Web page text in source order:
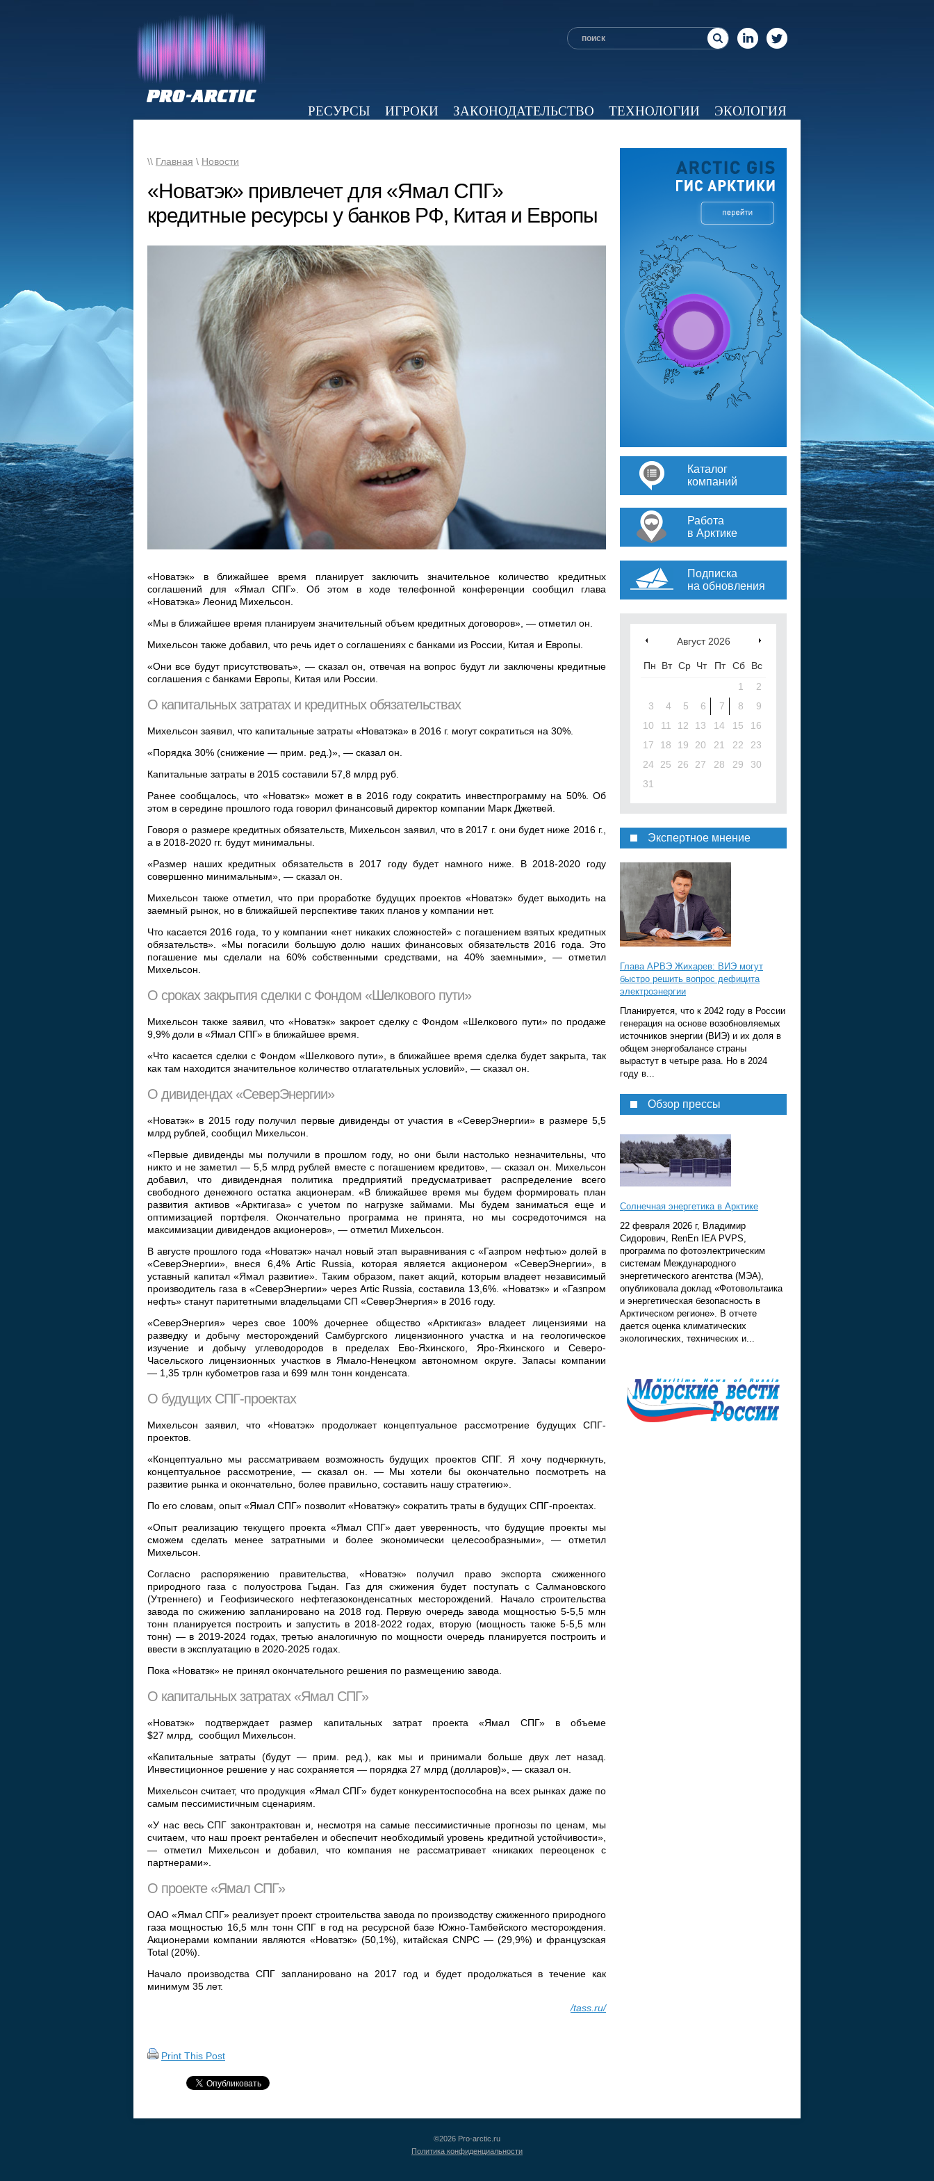
РЕСУРСЫ ИГРОКИ ЗАКОНОДАТЕЛЬСТВО ТЕХНОЛОГИИ
ЭКОЛОГИЯ
\\ Главная \ Новости
«Новатэк» привлечет для «Ямал СПГ»
кредитные ресурсы у банков РФ, Китая и Европы
«Новатэк» в ближайшее время планирует заключить значительное количество кредитных
соглашений для «Ямал СПГ». Об этом в ходе телефонной конференции сообщил глава
«Новатэка» Леонид Михельсон.
«Мы в ближайшее время планируем значительный объем кредитных договоров», — отметил он.
Михельсон также добавил, что речь идет о соглашениях с банками из России, Китая и Европы.
«Они все будут присутствовать», — сказал он, отвечая на вопрос будут ли заключены кредитные
соглашения с банками Европы, Китая или России.
О капитальных затратах и кредитных обязательствах
Михельсон заявил, что капитальные затраты «Новатэка» в 2016 г. могут сократиться на 30%.
«Порядка 30% (снижение — прим. ред.)», — сказал он.
Капитальные затраты в 2015 составили 57,8 млрд руб.
Ранее сообщалось, что «Новатэк» может в в 2016 году сократить инвестпрограмму на 50%. Об
этом в середине прошлого года говорил финансовый директор компании Марк Джетвей.
Говоря о размере кредитных обязательств, Михельсон заявил, что в 2017 г. они будет ниже 2016 г.,
а в 2018-2020 гг. будут минимальны.
«Размер наших кредитных обязательств в 2017 году будет намного ниже. В 2018-2020 году
совершенно минимальным», — сказал он.
Михельсон также отметил, что при проработке будущих проектов «Новатэк» будет выходить на
заемный рынок, но в ближайшей перспективе таких планов у компании нет.
Что касается 2016 года, то у компании «нет никаких сложностей» с погашением взятых кредитных
обязательств». «Мы погасили большую долю наших финансовых обязательств 2016 года. Это
погашение мы сделали на 60% собственными средствами, на 40% заемными», — отметил
Михельсон.
О сроках закрытия сделки с Фондом «Шелкового пути»
Михельсон также заявил, что «Новатэк» закроет сделку с Фондом «Шелкового пути» по продаже
9,9% доли в «Ямал СПГ» в ближайшее время.
«Что касается сделки с Фондом «Шелкового пути», в ближайшее время сделка будет закрыта, так
как там находится значительное количество отлагательных условий», — сказал он.
О дивидендах «СеверЭнергии»
«Новатэк» в 2015 году получил первые дивиденды от участия в «СеверЭнергии» в размере 5,5
млрд рублей, сообщил Михельсон.
«Первые дивиденды мы получили в прошлом году, но они были настолько незначительны, что
никто и не заметил — 5,5 млрд рублей вместе с погашением кредитов», — сказал он. Михельсон
добавил, что дивидендная политика предприятий предусматривает распределение всего
свободного денежного остатка акционерам. «В ближайшее время мы будем формировать план
развития активов «Арктигаза» с учетом по нагрузке займами. Мы будем заниматься еще и
оптимизацией портфеля. Окончательно программа не принята, но мы сосредоточимся на
максимизации дивидендов акционеров», — отметил Михельсон.
В августе прошлого года «Новатэк» начал новый этап выравнивания с «Газпром нефтью» долей в
«СеверЭнергии», внеся 6,4% Artic Russia, которая является акционером «СеверЭнергии», в
уставный капитал «Ямал развитие». Таким образом, пакет акций, которым владеет независимый
производитель газа в «СеверЭнергии» через Artic Russia, составила 13,6%. «Новатэк» и «Газпром
нефть» станут паритетными владельцами СП «СеверЭнергия» в 2016 году.
«СеверЭнергия» через свое 100% дочернее общество «Арктикгаз» владеет лицензиями на
разведку и добычу месторождений Самбургского лицензионного участка и на геологическое
изучение и добычу углеводородов в пределах Ево-Яхинского, Яро-Яхинского и Северо-
Часельского лицензионных участков в Ямало-Ненецком автономном округе. Запасы компании
— 1,35 трлн кубометров газа и 699 млн тонн конденсата.
О будущих СПГ-проектах
Михельсон заявил, что «Новатэк» продолжает концептуальное рассмотрение будущих СПГ-
проектов.
«Концептуально мы рассматриваем возможность будущих проектов СПГ. Я хочу подчеркнуть,
концептуальное рассмотрение, — сказал он. — Мы хотели бы окончательно посмотреть на
развитие рынка и окончательно, более правильно, составить нашу стратегию».
По его словам, опыт «Ямал СПГ» позволит «Новатэку» сократить траты в будущих СПГ-проектах.
«Опыт реализацию текущего проекта «Ямал СПГ» дает уверенность, что будущие проекты мы
сможем сделать менее затратными и более экономически целесообразными», — отметил
Михельсон.
Согласно распоряжению правительства, «Новатэк» получил право экспорта сжиженного
природного газа с полуострова Гыдан. Газ для сжижения будет поступать с Салмановского
(Утреннего) и Геофизического нефтегазоконденсатных месторождений. Начало строительства
завода по сжижению запланировано на 2018 год. Первую очередь завода мощностью 5-5,5 млн
тонн планируется построить и запустить в 2018-2022 годах, вторую (мощность также 5-5,5 млн
тонн) — в 2019-2024 годах, третью аналогичную по мощности очередь планируется построить и
ввести в эксплуатацию в 2020-2025 годах.
Пока «Новатэк» не принял окончательного решения по размещению завода.
О капитальных затратах «Ямал СПГ»
«Новатэк» подтверждает размер капитальных затрат проекта «Ямал СПГ» в объеме
$27 млрд, сообщил Михельсон.
«Капитальные затраты (будут — прим. ред.), как мы и принимали больше двух лет назад.
Инвестиционное решение у нас сохраняется — порядка 27 млрд (долларов)», — сказал он.
Михельсон считает, что продукция «Ямал СПГ» будет конкурентоспособна на всех рынках даже по
самым пессимистичным сценариям.
«У нас весь СПГ законтрактован и, несмотря на самые пессимистичные прогнозы по ценам, мы
считаем, что наш проект рентабелен и обеспечит необходимый уровень кредитной устойчивости»,
— отметил Михельсон и добавил, что компания не рассматривает «никаких переоценок с
партнерами».
О проекте «Ямал СПГ»
ОАО «Ямал СПГ» реализует проект строительства завода по производству сжиженного природного
газа мощностью 16,5 млн тонн СПГ в год на ресурсной базе Южно-Тамбейского месторождения.
Акционерами компании являются «Новатэк» (50,1%), китайская CNPC — (29,9%) и французская
Total (20%).
Начало производства СПГ запланировано на 2017 год и будет продолжаться в течение как
минимум 35 лет.
/tass.ru/
Print This Post
Каталог
компаний
Работа
в Арктике
Подписка
на обновления
Август 2026
Пн Вт Ср Чт Пт Сб
Вс
1
2
3
4 5 6 7 8
9
10
11 12 13 14 15
16
17
18 19 20 21 22
23
24
25 26 27 28 29
30
31
Экспертное мнение
Глава АРВЭ Жихарев: ВИЭ могут
быстро решить вопрос дефицита
электроэнергии
Планируется, что к 2042 году в России
генерация на основе возобновляемых
источников энергии (ВИЭ) и их доля в
общем энергобалансе страны
вырастут в четыре раза. Но в 2024
году в...
Обзор прессы
Солнечная энергетика в Арктике
22 февраля 2026 г, Владимир
Сидорович, RenEn IEA PVPS,
программа по фотоэлектрическим
системам Международного
энергетического агентства (МЭА),
опубликовала доклад «Фотовольтаика
и энергетическая безопасность в
Арктическом регионе». В отчете
дается оценка климатических
экологических, технических и...
©2026 Pro-arctic.ru
Политика конфиденциальности